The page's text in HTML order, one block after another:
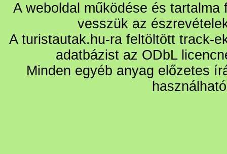
A weboldal működése és
vesszük az
A turistautak.hu-ra feltöltött track-
adatbázist az ODbL
Minden egyéb anyag előzetes